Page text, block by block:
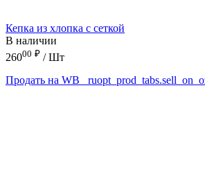
Кепка из хлопка с сеткой
В наличии
26000 ₽ / Шт
Продать на WB